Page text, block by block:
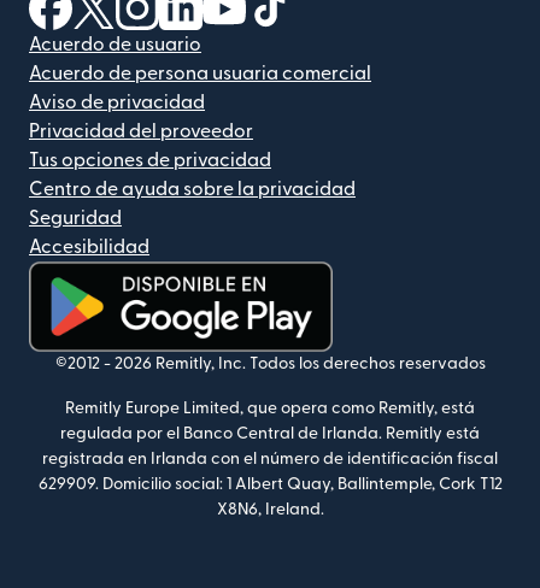
Acuerdo de usuario
Acuerdo de persona usuaria comercial
Aviso de privacidad
Privacidad del proveedor
Tus opciones de privacidad
Centro de ayuda sobre la privacidad
Seguridad
Accesibilidad
(se abre en una ventana nueva)
©2012 - 2026 Remitly, Inc. Todos los derechos reservados
Remitly Europe Limited, que opera como Remitly, está
regulada por el Banco Central de Irlanda. Remitly está
registrada en Irlanda con el número de identificación fiscal
629909. Domicilio social: 1 Albert Quay, Ballintemple, Cork T12
X8N6, Ireland.